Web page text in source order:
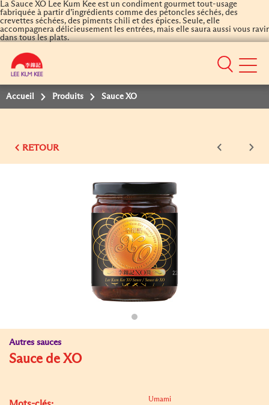
La Sauce XO Lee Kum Kee est un condiment gourmet tout-usage
fabriquée à partir d’ingrédients comme des pétoncles séchés, des
crevettes séchées, des piments chili et des épices. Seule, elle
accompagnera délicieusement les entrées, mais elle saura aussi vous ravir
dans tous les plats.
Mobile
Accueil Produits Sauce XO
RETOUR
Autres sauces
Sauce de XO
Umami